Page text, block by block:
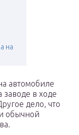
на
автомобиле
в ходе
дело, что
обычной